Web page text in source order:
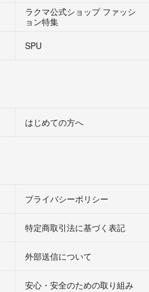
ラクマ公式ショップ ファッシ
ョン特集
SPU
はじめての方へ
プライバシーポリシー
特定商取引法に基づく表記
外部送信について
安心・安全のための取り組み